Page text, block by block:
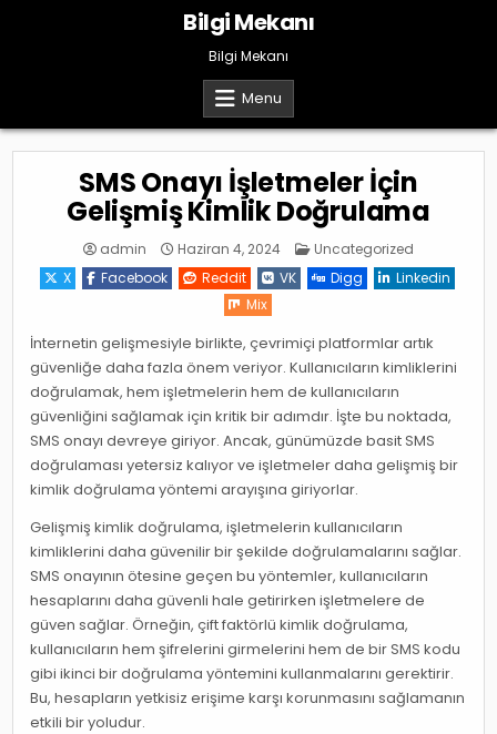
Bilgi Mekanı
Bilgi Mekanı
Menu
SMS Onayı İşletmeler İçin
Gelişmiş Kimlik Doğrulama
admin Haziran 4, 2024 Posted
Uncategorized
X
Facebook Reddit VK Digg
Linkedin
Mix
İnternetin gelişmesiyle birlikte, çevrimiçi platformlar artık
güvenliğe daha fazla önem veriyor. Kullanıcıların kimliklerini
doğrulamak, hem işletmelerin hem de kullanıcıların
güvenliğini sağlamak için kritik bir adımdır. İşte bu noktada,
SMS onayı devreye giriyor. Ancak, günümüzde basit SMS
doğrulaması yetersiz kalıyor ve işletmeler daha gelişmiş bir
kimlik doğrulama yöntemi arayışına giriyorlar.
Gelişmiş kimlik doğrulama, işletmelerin kullanıcıların
kimliklerini daha güvenilir bir şekilde doğrulamalarını sağlar.
SMS onayının ötesine geçen bu yöntemler, kullanıcıların
hesaplarını daha güvenli hale getirirken işletmelere de
güven sağlar. Örneğin, çift faktörlü kimlik doğrulama,
kullanıcıların hem şifrelerini girmelerini hem de bir SMS kodu
gibi ikinci bir doğrulama yöntemini kullanmalarını gerektirir.
Bu, hesapların yetkisiz erişime karşı korunmasını sağlamanın
etkili bir yoludur.